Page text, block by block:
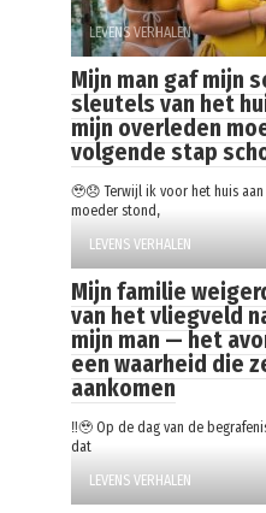
LEVENS VERHALEN
Mijn man gaf mijn
sleutels van het
mijn overleden
volgende stap
🥹😞 Terwijl ik voor het huis
moeder stond,
LEVENS VERHALEN
Mijn familie
van het vliegveld
mijn man — het
een waarheid die
aankomen
‼️🥹 Op de dag van de
dat
LEVENS VERHALEN